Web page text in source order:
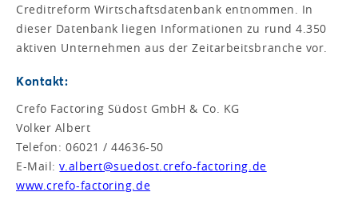
Creditreform Wirtschaftsdatenbank entnommen. In
dieser Datenbank liegen Informationen zu rund 4.350
aktiven Unternehmen aus der Zeitarbeitsbranche vor.
Kontakt:
Crefo Factoring Südost GmbH & Co. KG
Volker Albert
Telefon: 06021 / 44636-50
E-Mail:v.albert@suedost.crefo-factoring.de
www.crefo-factoring.de